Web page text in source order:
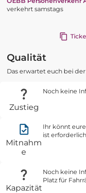
verkehrt samstags
Qualität
Das erwartet euch bei
Zustieg
Noch keine
Mitnahm
e
Ihr könnt
ist
Kapazität
Noch keine
Platz für